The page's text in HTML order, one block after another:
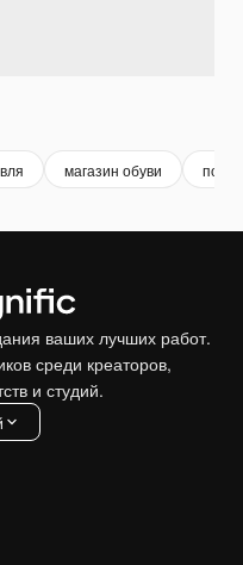
магазин обуви
ваших лучших работ.
среди креаторов,
и студий.